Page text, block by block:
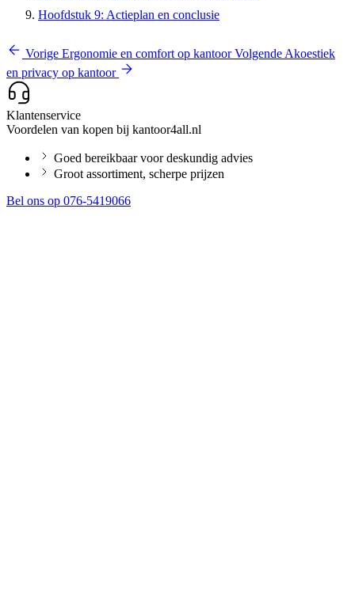
Hoofdstuk 9: Actieplan en conclusie
Vorige Ergonomie en comfort op kantoorVolgende Akoestiek
en privacy op kantoor
Klantenservice
Voordelen van kopen bij kantoor4all.nl
Goed bereikbaar voor deskundig advies
Groot assortiment, scherpe prijzen
Bel ons op 076-5419066